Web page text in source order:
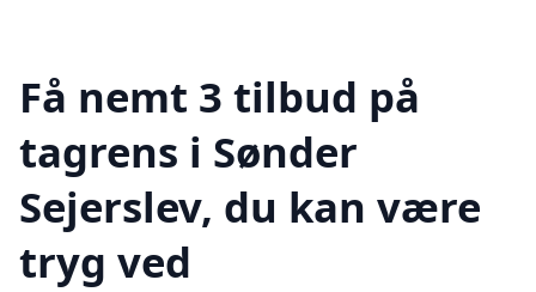
Få nemt 3 tilbud på
tagrens i Sønder
Sejerslev, du kan være
tryg ved